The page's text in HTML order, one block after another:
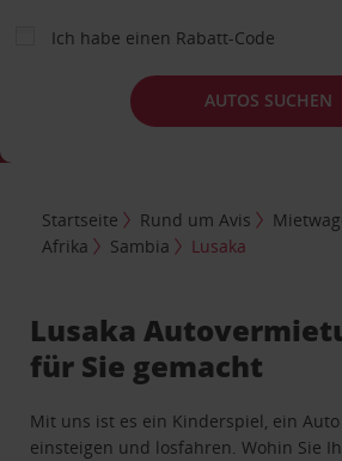
Ich habe einen Rabatt-Code
AUTOS SUCHEN
Startseite Rund um Avis
Afrika
Sambia Lusaka
Lusaka
für Sie gemacht
Mit uns ist es ein Kinderspiel, ein
einsteigen und losfahren. Wohin Sie